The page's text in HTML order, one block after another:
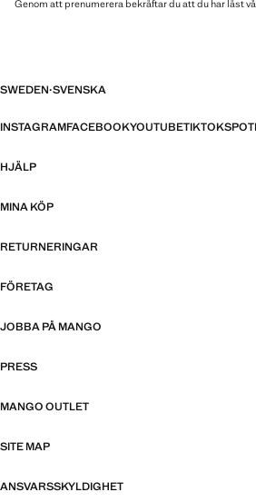
Genom att prenumerera bekräftar du att du har läst
SWEDEN·SVENSKA
INSTAGRAMFACEBOOKYOUTUBETIKTOK
HJÄLP
MINA KÖP
RETURNERINGAR
FÖRETAG
JOBBA PÅ MANGO
PRESS
MANGO OUTLET
SITE MAP
ANSVARSSKYLDIGHET